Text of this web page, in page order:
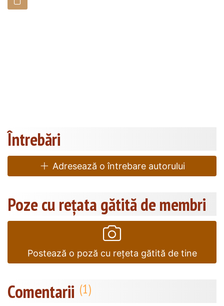
Întrebări
Adresează o întrebare autorului
Poze cu rețata gătită de membri
Postează o poză cu rețeta gătită de tine
Comentarii